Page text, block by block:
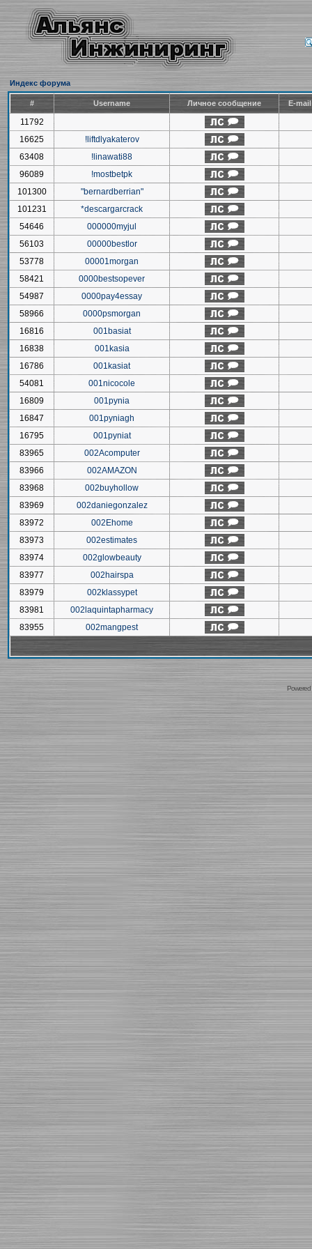
Индекс форума
# Username Личное сообщение E-
11792
16625
!liftdlyakaterov
63408
!linawati88
96089
!mostbetpk
101300
"bernardberrian"
101231
*descargarcrack
54646
000000myjul
56103
00000bestlor
53778
00001morgan
58421
0000bestsopever
54987
0000pay4essay
58966
0000psmorgan
16816
001basiat
16838
001kasia
16786
001kasiat
54081
001nicocole
16809
001pynia
16847
001pyniagh
16795
001pyniat
83965
002Acomputer
83966
002AMAZON
83968
002buyhollow
83969
002daniegonzalez
83972
002Ehome
83973
002estimates
83974
002glowbeauty
83977
002hairspa
83979
002klassypet
83981
002laquintapharmacy
83955
002mangpest